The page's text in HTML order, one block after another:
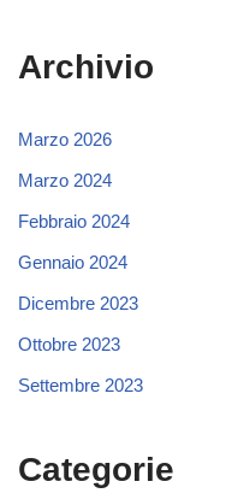
Archivio
Marzo 2026
Marzo 2024
Febbraio 2024
Gennaio 2024
Dicembre 2023
Ottobre 2023
Settembre 2023
Categorie